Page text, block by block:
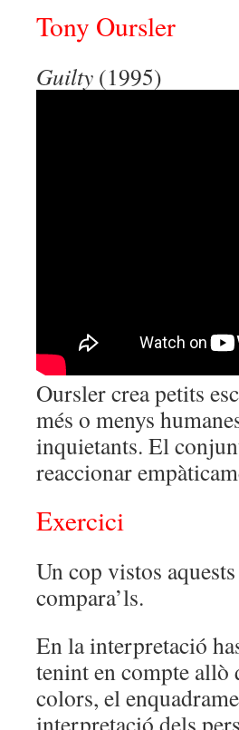
Tony Oursler
Guilty (1995)
Oursler crea petits
més o menys
inquietants. El
reaccionar
Exercici
Un cop vistos
compara’ls.
En la interpretació
tenint en compte allò
colors, el
interpretació dels